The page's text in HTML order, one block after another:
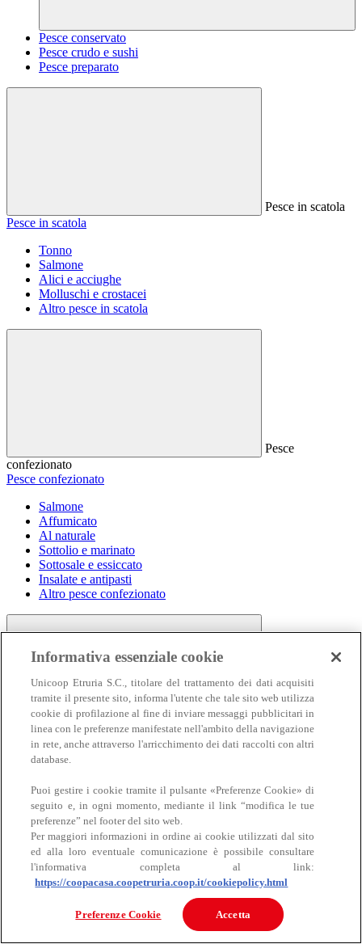
Pesce conservato
Pesce crudo e sushi
Pesce preparato
Pesce in scatola
Pesce in scatola
Tonno
Salmone
Alici e acciughe
Molluschi e crostacei
Altro pesce in scatola
Pesce
confezionato
Pesce confezionato
Salmone
Affumicato
Al naturale
Sottolio e marinato
Sottosale e essiccato
Insalate e antipasti
Altro pesce confezionato
Carne
Carne
Bovino
Informativa essenziale cookie
Unicoop Etruria S.C., titolare del trattamento dei dati acquisiti
tramite il presente sito, informa l'utente che tale sito web utilizza
cookie di profilazione al fine di inviare messaggi pubblicitari in
linea con le preferenze manifestate nell'ambito della navigazione
in rete, anche attraverso l'arricchimento dei dati raccolti con altri
database.
Puoi gestire i cookie tramite il pulsante «Preferenze Cookie» di
seguito e, in ogni momento, mediante il link “modifica le tue
preferenze” nel footer del sito web.
Per maggiori informazioni in ordine ai cookie utilizzati dal sito
ed alla loro eventuale comunicazione è possibile consultare
l'informativa completa al link:
https://coopacasa.coopetruria.coop.it/cookiepolicy.html
Preferenze Cookie Accetta